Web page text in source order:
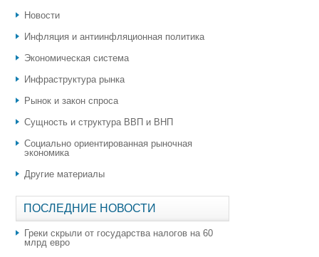
Новости
Инфляция и антиинфляционная политика
Экономическая система
Инфраструктура рынка
Рынок и закон спроса
Сущность и структура ВВП и ВНП
Социально ориентированная рыночная
экономика
Другие материалы
ПОСЛЕДНИЕ НОВОСТИ
Греки скрыли от государства налогов на 60
млрд евро